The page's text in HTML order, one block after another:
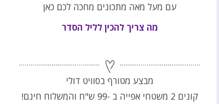
עם מעל מאה מתכונים מחכה לכם כאן
מה צריך להכין לליל הסדר
מבצע מטורף בסוויט דולי
קונים 2 משטחי אפייה ב -99 ש"ח והמשלוח חינם!